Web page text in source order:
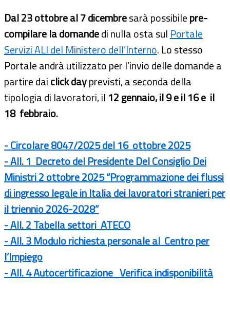
Dal 23 ottobre al 7 dicembresarà possibilepre-
compilare la domandedi nulla osta sul Portale
Servizi ALI del Ministero dell’Interno. Lo stesso
Portale andrà utilizzato per l’invio delle domande a
partire daiclick dayprevisti, a seconda della
tipologia di lavoratori, il 12 gennaio, il 9 e il 16 e il
18 febbraio.
- Circolare 8047/2025 del 16 ottobre 2025
- All. 1 Decreto del Presidente Del Consiglio Dei
Ministri 2 ottobre 2025 “Programmazione dei flussi
di ingresso legale in Italia dei lavoratori stranieri per
il triennio 2026-2028”
- All. 2 Tabella settori ATECO
- All. 3 Modulo richiesta personale al Centro per
l’Impiego
- All. 4 Autocertificazione_Verifica indisponibilità